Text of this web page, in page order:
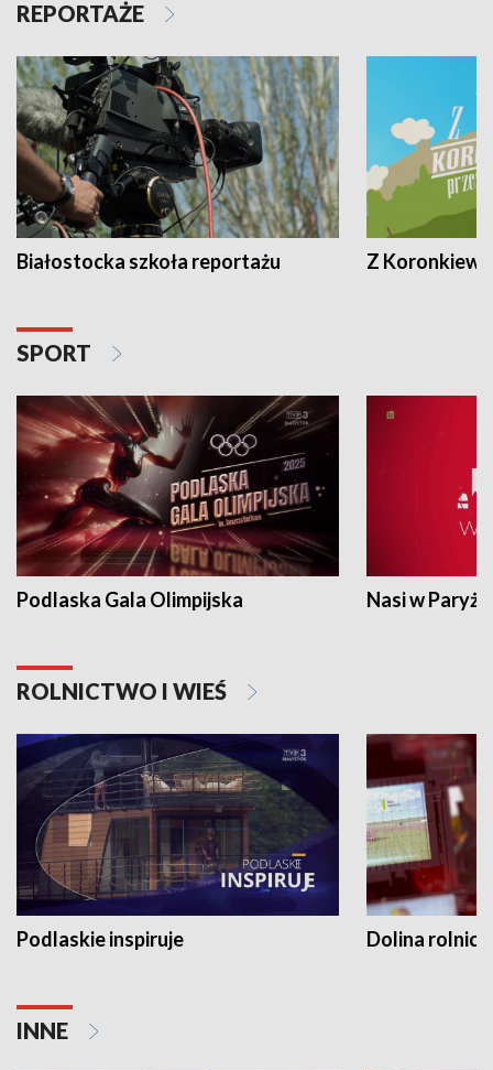
REPORTAŻE
Białostocka szkoła reportażu Z
SPORT
Podlaska Gala Olimpijska Nasi w Paryżu
ROLNICTWO I WIEŚ
Podlaskie inspiruje Dolina
INNE